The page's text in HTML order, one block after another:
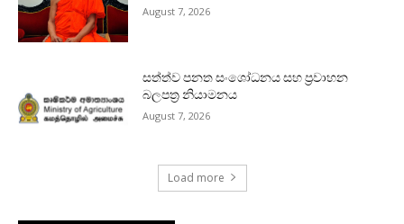
August 7, 2026
සත්ත්ව පනත සංශෝධනය සහ ප්‍රවාහන
බලපත්‍ර නියාමනය
August 7, 2026
Load more